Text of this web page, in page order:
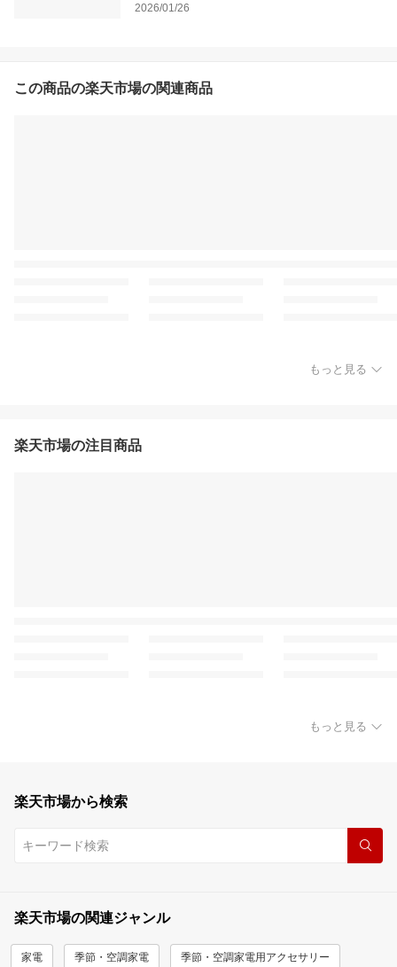
2026/01/26
この商品の楽天市場の関連商品
もっと見る
楽天市場の注目商品
もっと見る
楽天市場から検索
楽天市場の関連ジャンル
家電 季節・空調家電 季節・空調家電用アクセサリー